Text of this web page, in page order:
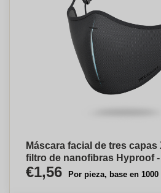
Máscara facial de tres capas
filtro de nanofibras Hyproof
€1,56 Por pieza, base en